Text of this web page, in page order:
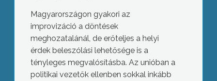
Magyarországon gyakori az
improvizáció a döntések
meghozatalánál, de erőteljes a helyi
érdek beleszólási lehetősége is a
tényleges megvalósításba. Az unióban a
politikai vezetők ellenben sokkal inkább